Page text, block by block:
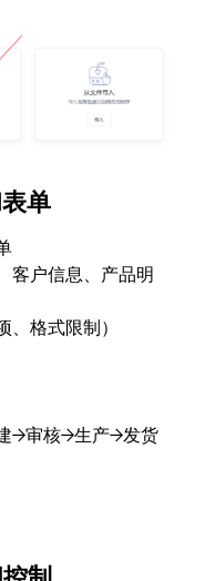
单
客户信息、产品明
格式限制）
→审核→生产→发货